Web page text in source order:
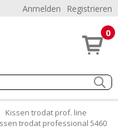
Anmelden Registrieren
0
Kissen trodat prof. line
trodat professional 5460